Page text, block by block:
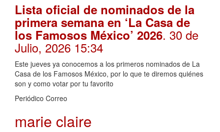
Lista oficial de nominados de la
primera semana en ‘La Casa de
los Famosos México’ 2026. 30 de
Julio, 2026 15:34
Este jueves ya conocemos a los primeros nominados de La
Casa de los Famosos México, por lo que te diremos quiénes
son y como votar por tu favorito
Periódico Correo
marie claire